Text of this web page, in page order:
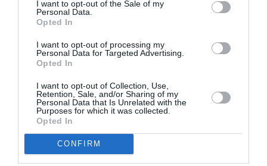
I want to opt-out of the Sale of my
Personal Data.
Opted In
I want to opt-out of processing my
Personal Data for Targeted Advertising.
Opted In
I want to opt-out of Collection, Use,
Retention, Sale, and/or Sharing of my
Personal Data that Is Unrelated with the
Purposes for which it was collected.
Opted In
CONFIRM
Η μακρά λίστα με
τις υποψηφιότητες
για το Βραβείο
Booker 2026
Έκθεση Βιβλίου